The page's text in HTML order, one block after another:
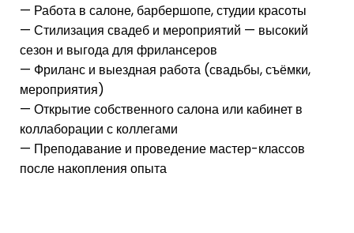
— Работа в салоне, барбершопе, студии красоты
— Стилизация свадеб и мероприятий — высокий
сезон и выгода для фрилансеров
— Фриланс и выездная работа (свадьбы, съёмки,
мероприятия)
— Открытие собственного салона или кабинет в
коллаборации с коллегами
— Преподавание и проведение мастер-классов
после накопления опыта